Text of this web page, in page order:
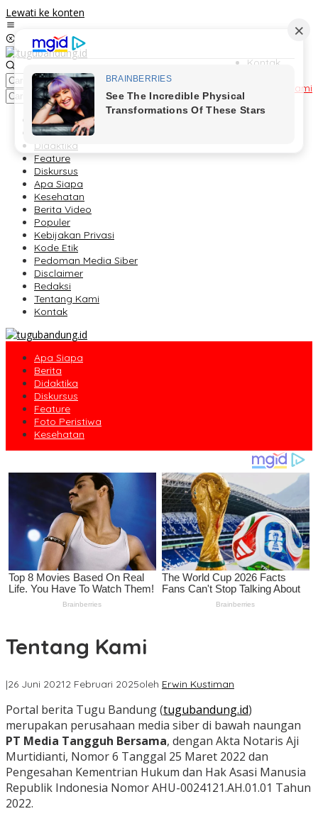
Lewati ke konten
Kontak
Tentang Kami
Berita
Foto Peristiwa
Didaktika
Feature
Diskursus
Apa Siapa
Kesehatan
Berita Video
Populer
Kebijakan Privasi
Kode Etik
Pedoman Media Siber
Disclaimer
Redaksi
Tentang Kami
Kontak
Apa Siapa
Berita
Didaktika
Diskursus
Feature
Foto Peristiwa
Kesehatan
Tentang Kami
|26 Juni 20212 Februari 2025oleh Erwin Kustiman
Portal berita Tugu Bandung (tugubandung.id)
merupakan perusahaan media siber di bawah naungan
PT Media Tangguh Bersama, dengan Akta Notaris Aji
Murtidianti, Nomor 6 Tanggal 25 Maret 2022 dan
Pengesahan Kementrian Hukum dan Hak Asasi Manusia
Republik Indonesia Nomor AHU-0024121.AH.01.01 Tahun
2022.